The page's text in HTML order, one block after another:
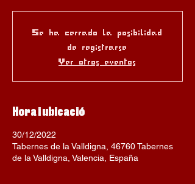
Se ha cerrado la posibilidad
de registrarse
Ver otros eventos
Hora i ubicació
30/12/2022
Tabernes de la Valldigna, 46760 Tabernes
de la Valldigna, Valencia, España